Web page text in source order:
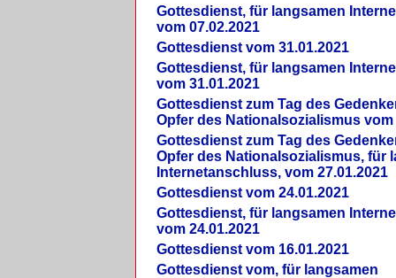
Gottesdienst, für langsamen
vom 07.02.2021
Gottesdienst vom 31.01.2021
Gottesdienst, für langsamen
vom 31.01.2021
Gottesdienst zum Tag des
Opfer des Nationalsozialismus vom
Gottesdienst zum Tag des
Opfer des Nationalsozialismus, für
Internetanschluss, vom 27.01.2021
Gottesdienst vom 24.01.2021
Gottesdienst, für langsamen
vom 24.01.2021
Gottesdienst vom 16.01.2021
Gottesdienst vom, für langsamen